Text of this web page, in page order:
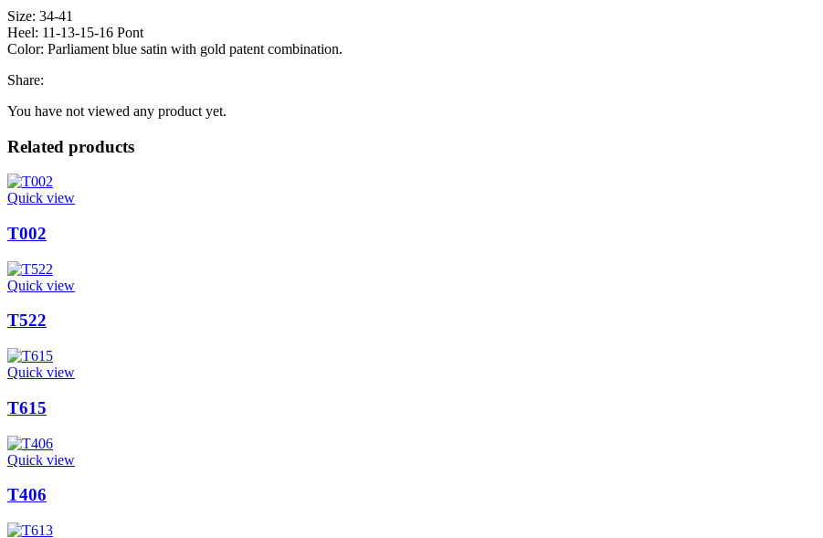
Size: 34-41
Heel: 11-13-15-16 Pont
Color: Parliament blue satin with gold patent combination.
Share:
You have not viewed any product yet.
Related products
Quick view
T002
Quick view
T522
Quick view
T615
Quick view
T406